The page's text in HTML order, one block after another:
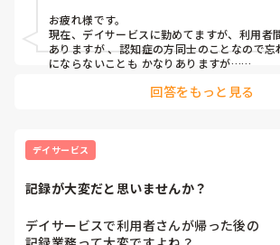
お疲れ様です。
現在、デイサービスに勤めてますが、利用者
ありますが 、認知症の方同士のことなので
にならないことも かなりありますが…
利用者間で小競り合いが始まったり 、職員に
回答をもっと見る
デイサービス
記録が大変だと思いませんか？
デイサービスで利用者さんが帰った後の